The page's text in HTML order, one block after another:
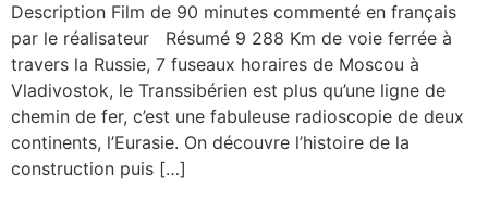
Description Film de 90 minutes commenté en français
par le réalisateur Résumé 9 288 Km de voie ferrée à
travers la Russie, 7 fuseaux horaires de Moscou à
Vladivostok, le Transsibérien est plus qu’une ligne de
chemin de fer, c’est une fabuleuse radioscopie de deux
continents, l’Eurasie. On découvre l’histoire de la
construction puis […]